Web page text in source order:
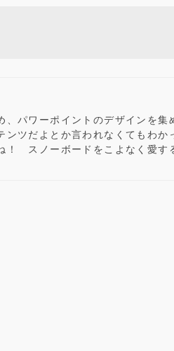
、パワーポイントのデザインを集
ツだよとか言われなくてもわか
！ スノーボードをこよなく愛す